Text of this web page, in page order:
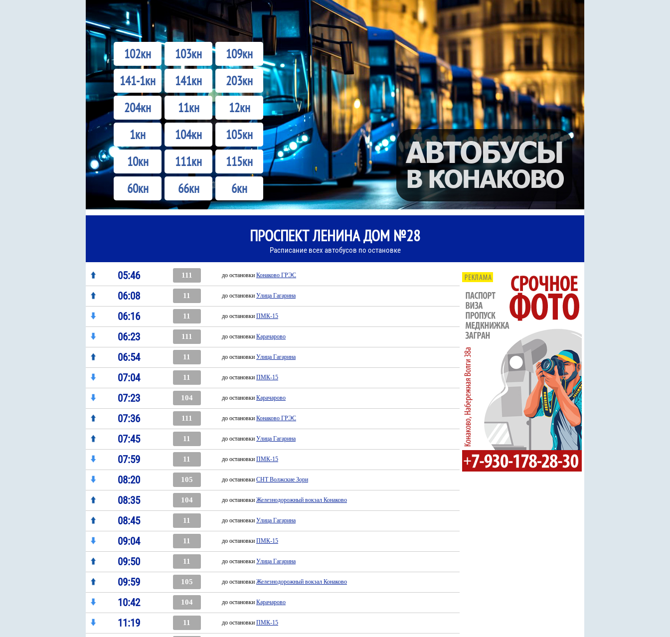
102кн 103кн
109кн
141-1кн
141кн
203кн
204кн
11кн
12кн
1кн
104кн
105кн
10кн
111кн
115кн
60кн
66кн 6кн
ПРОСПЕКТ ЛЕНИНА ДОМ №28
Расписание всех автобусов по остановке
05:46 111 до остановки Конаково ГРЭС
06:08 11 до остановки Улица Гагарина
06:16 11 до остановки ПМК-15
06:23 111 до остановки Карачарово
06:54 11 до остановки Улица Гагарина
07:04 11 до остановки ПМК-15
07:23 104 до остановки Карачарово
07:36 111 до остановки Конаково ГРЭС
07:45 11 до остановки Улица Гагарина
07:59 11 до остановки ПМК-15
08:20 105 до остановки СНТ Волжские Зори
08:35 104 до остановки Железнодорожный вокзал Конаково
08:45 11 до остановки Улица Гагарина
09:04 11 до остановки ПМК-15
09:50 11 до остановки Улица Гагарина
09:59 105 до остановки Железнодорожный вокзал Конаково
10:42 104 до остановки Карачарово
11:19 11 до остановки ПМК-15